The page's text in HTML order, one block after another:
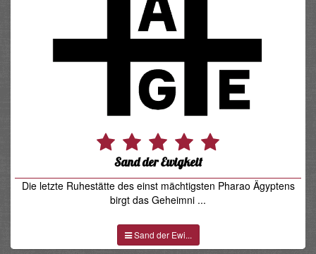
Sand der Ewigkeit
Die letzte Ruhestätte des einst mächtigsten Pharao Ägyptens
birgt das Geheimni ...
Sand der Ewi...